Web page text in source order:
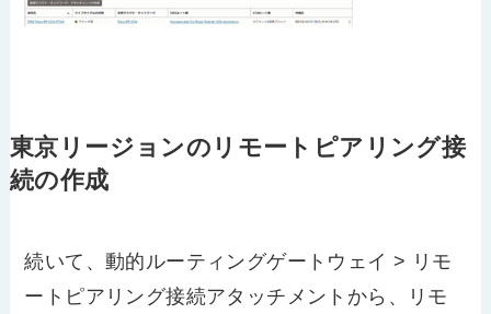
東京リージョンのリモートピアリング接
続の作成
続いて、動的ルーティングゲートウェイ > リモ
ートピアリング接続アタッチメントから、リモ